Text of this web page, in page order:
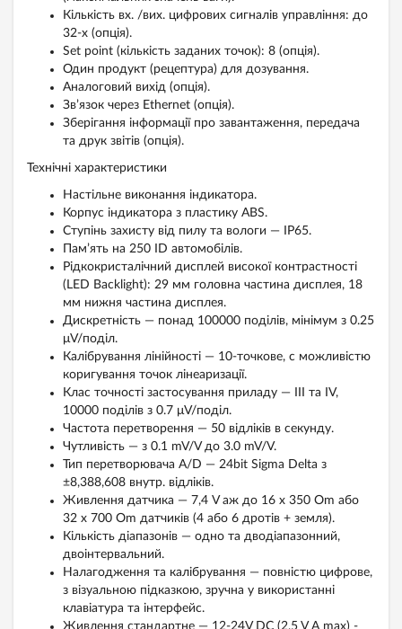
Кількість вх. /вих. цифрових сигналів управління: до
32-х (опція).
Set point (кількість заданих точок): 8 (опція).
Один продукт (рецептура) для дозування.
Аналоговий вихід (опція).
Зв’язок через Ethernet (опція).
Зберігання інформації про завантаження, передача
та друк звітів (опція).
Технічні характеристики
Настільне виконання індикатора.
Корпус індикатора з пластику ABS.
Ступінь захисту від пилу та вологи — IP65.
Пам’ять на 250 ID автомобілів.
Рідкокристалічний дисплей високої контрастності
(LED Backlight): 29 мм головна частина дисплея, 18
мм нижня частина дисплея.
Дискретність — понад 100000 поділів, мінімум з 0.25
μV/поділ.
Калібрування лінійності — 10-точкове, c можливістю
коригування точок лінеаризації.
Клас точності застосування приладу — III та IV,
10000 поділів з 0.7 μV/поділ.
Частота перетворення — 50 відліків в секунду.
Чутливість — з 0.1 mV/V до 3.0 mV/V.
Тип перетворювача A/D — 24bit Sigma Delta з
±8,388,608 внутр. відліків.
Живлення датчика — 7,4 V аж до 16 x 350 Оm або
32 x 700 Оm датчиків (4 або 6 дротів + земля).
Кількість діапазонів — одно та дводіапазонний,
двоінтервальний.
Налагодження та калібрування — повністю цифрове,
з візуальною підказкою, зручна у використанні
клавіатура та інтерфейс.
Живлення стандартне — 12-24V DC (2.5 V A max) -